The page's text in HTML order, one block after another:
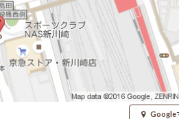
Google